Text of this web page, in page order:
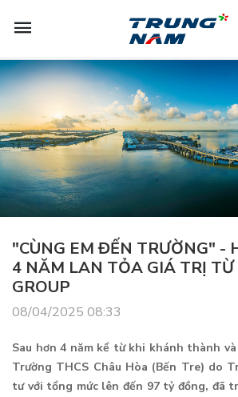
"CÙNG EM ĐẾN TRƯỜNG" -
4 NĂM LAN TỎA GIÁ TRỊ
GROUP
08/04/2025 08:33
Sau hơn 4 năm kể từ khi khánh thành
Trường THCS Châu Hòa (Bến Tre) do
tư với tổng mức lên đến 97 tỷ đồng, đã